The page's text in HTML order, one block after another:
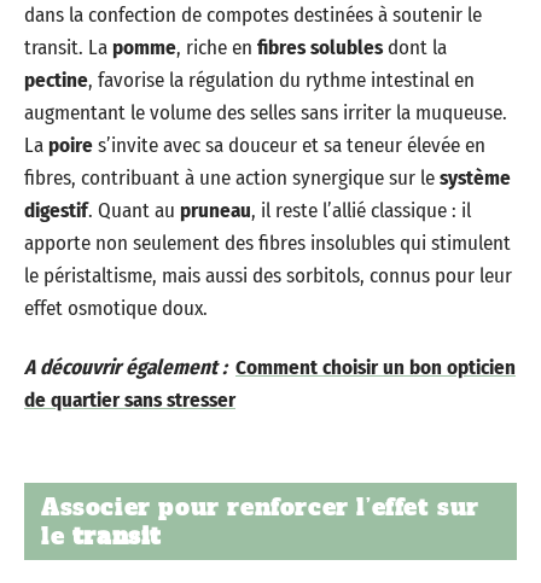
dans la confection de compotes destinées à soutenir le
transit. Lapomme, riche en fibres solublesdont la
pectine, favorise la régulation du rythme intestinal en
augmentant le volume des selles sans irriter la muqueuse.
Lapoires’invite avec sa douceur et sa teneur élevée en
fibres, contribuant à une action synergique sur lesystème
digestif. Quant au pruneau, il reste l’allié classique : il
apporte non seulement des fibres insolubles qui stimulent
le péristaltisme, mais aussi des sorbitols, connus pour leur
effet osmotique doux.
A découvrir également : Comment choisir un bon opticien
de quartier sans stresser
Associer pour renforcer l’effet sur
le transit